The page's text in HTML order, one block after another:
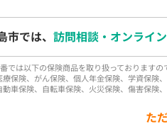
市では、 訪問相談・オンライ
では以下の保険商品を取り扱っております
療保険、がん保険、個人年金保険、学資保険
動車保険、自転車保険、火災保険、傷害保険
た